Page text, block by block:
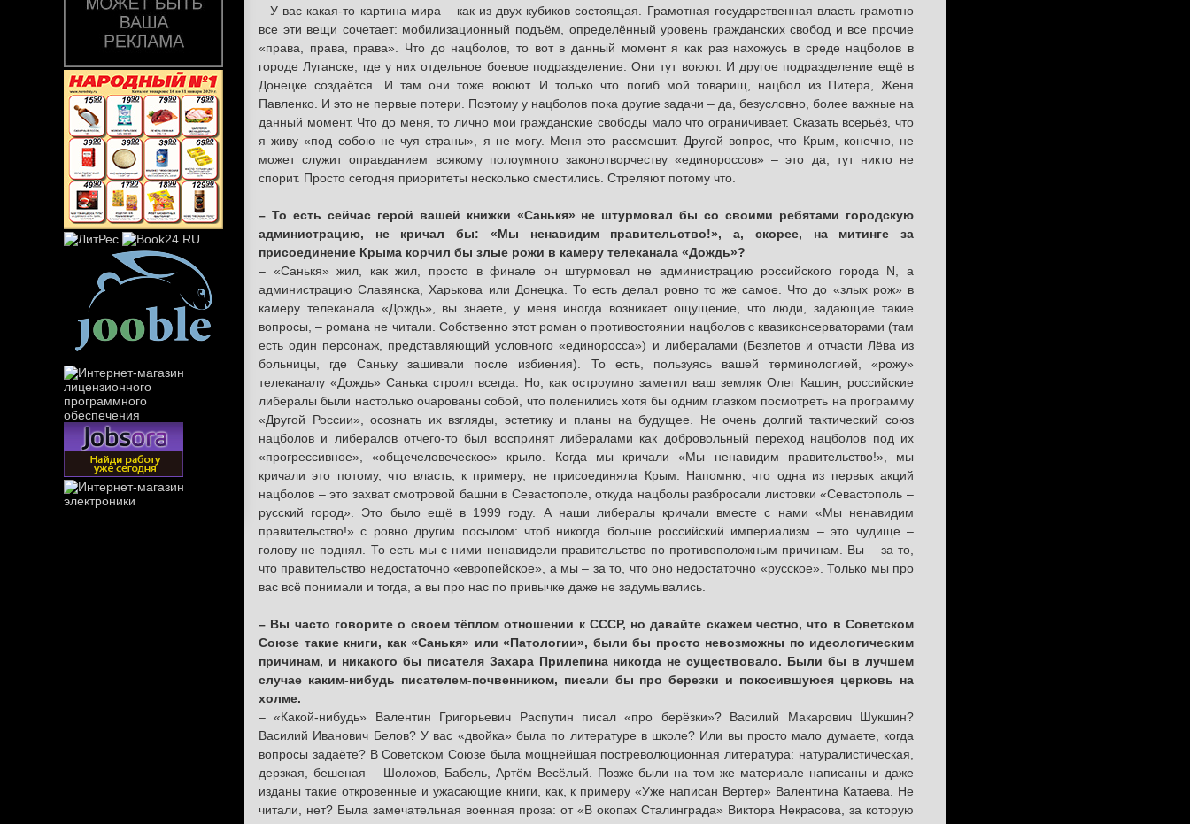
– У вас какая-то картина мира – как из двух кубиков состоящая. Грамотная государственная власть грамотно
все эти вещи сочетает: мобилизационный подъём, определённый уровень гражданских свобод и все прочие
«права, права, права». Что до нацболов, то вот в данный момент я как раз нахожусь в среде нацболов в
городе Луганске, где у них отдельное боевое подразделение. Они тут воюют. И другое подразделение ещё в
Донецке создаётся. И там они тоже воюют. И только что погиб мой товарищ, нацбол из Питера, Женя
Павленко. И это не первые потери. Поэтому у нацболов пока другие задачи – да, безусловно, более важные на
данный момент. Что до меня, то лично мои гражданские свободы мало что ограничивает. Сказать всерьёз, что
я живу «под собою не чуя страны», я не могу. Меня это рассмешит. Другой вопрос, что Крым, конечно, не
может служит оправданием всякому полоумного законотворчеству «единороссов» – это да, тут никто не
спорит. Просто сегодня приоритеты несколько сместились. Стреляют потому что.
– То есть сейчас герой вашей книжки «Санькя» не штурмовал бы со своими ребятами городскую
администрацию, не кричал бы: «Мы ненавидим правительство!», а, скорее, на митинге за
присоединение Крыма корчил бы злые рожи в камеру телеканала «Дождь»?
– «Санькя» жил, как жил, просто в финале он штурмовал не администрацию российского города N, а
администрацию Славянска, Харькова или Донецка. То есть делал ровно то же самое. Что до «злых рож» в
камеру телеканала «Дождь», вы знаете, у меня иногда возникает ощущение, что люди, задающие такие
вопросы, – романа не читали. Собственно этот роман о противостоянии нацболов с квазиконсерваторами (там
есть один персонаж, представляющий условного «единоросса») и либералами (Безлетов и отчасти Лёва из
больницы, где Саньку зашивали после избиения). То есть, пользуясь вашей терминологией, «рожу»
телеканалу «Дождь» Санька строил всегда. Но, как остроумно заметил ваш земляк Олег Кашин, российские
либералы были настолько очарованы собой, что поленились хотя бы одним глазком посмотреть на программу
«Другой России», осознать их взгляды, эстетику и планы на будущее. Не очень долгий тактический союз
нацболов и либералов отчего-то был воспринят либералами как добровольный переход нацболов под их
«прогрессивное», «общечеловеческое» крыло. Когда мы кричали «Мы ненавидим правительство!», мы
кричали это потому, что власть, к примеру, не присоединяла Крым. Напомню, что одна из первых акций
нацболов – это захват смотровой башни в Севастополе, откуда нацболы разбросали листовки «Севастополь –
русский город». Это было ещё в 1999 году. А наши либералы кричали вместе с нами «Мы ненавидим
правительство!» с ровно другим посылом: чтоб никогда больше российский империализм – это чудище –
голову не поднял. То есть мы с ними ненавидели правительство по противоположным причинам. Вы – за то,
что правительство недостаточно «европейское», а мы – за то, что оно недостаточно «русское». Только мы про
вас всё понимали и тогда, а вы про нас по привычке даже не задумывались.
– Вы часто говорите о своем тёплом отношении к СССР, но давайте скажем честно, что в Советском
Союзе такие книги, как «Санькя» или «Патологии», были бы просто невозможны по идеологическим
причинам, и никакого бы писателя Захара Прилепина никогда не существовало. Были бы в лучшем
случае каким-нибудь писателем-почвенником, писали бы про березки и покосившуюся церковь на
холме.
– «Какой-нибудь» Валентин Григорьевич Распутин писал «про берёзки»? Василий Макарович Шукшин?
Василий Иванович Белов? У вас «двойка» была по литературе в школе? Или вы просто мало думаете, когда
вопросы задаёте? В Советском Союзе была мощнейшая постреволюционная литература: натуралистическая,
дерзкая, бешеная – Шолохов, Бабель, Артём Весёлый. Позже были на том же материале написаны и даже
изданы такие откровенные и ужасающие книги, как, к примеру «Уже написан Вертер» Валентина Катаева. Не
читали, нет? Была замечательная военная проза: от «В окопах Сталинграда» Виктора Некрасова, за которую